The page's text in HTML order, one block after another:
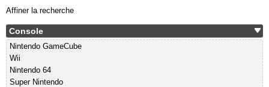
Affiner la recherche
Console
Nintendo GameCube
Wii
Nintendo 64
Super Nintendo